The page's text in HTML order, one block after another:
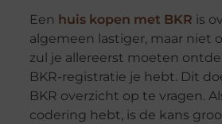
Een huis kopen met BKR is
algemeen lastiger, maar niet
zul je allereerst moeten
BKR-registratie je hebt. Dit
BKR overzicht op te vragen.
codering hebt, is de kans